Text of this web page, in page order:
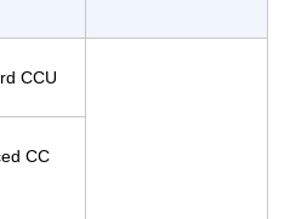
CCU
CC